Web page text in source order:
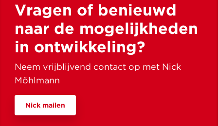
Vragen of benieuwd
naar de mogelijkheden
in ontwikkeling?
Neem vrijblijvend contact op met Nick
Möhlmann
Nick mailen